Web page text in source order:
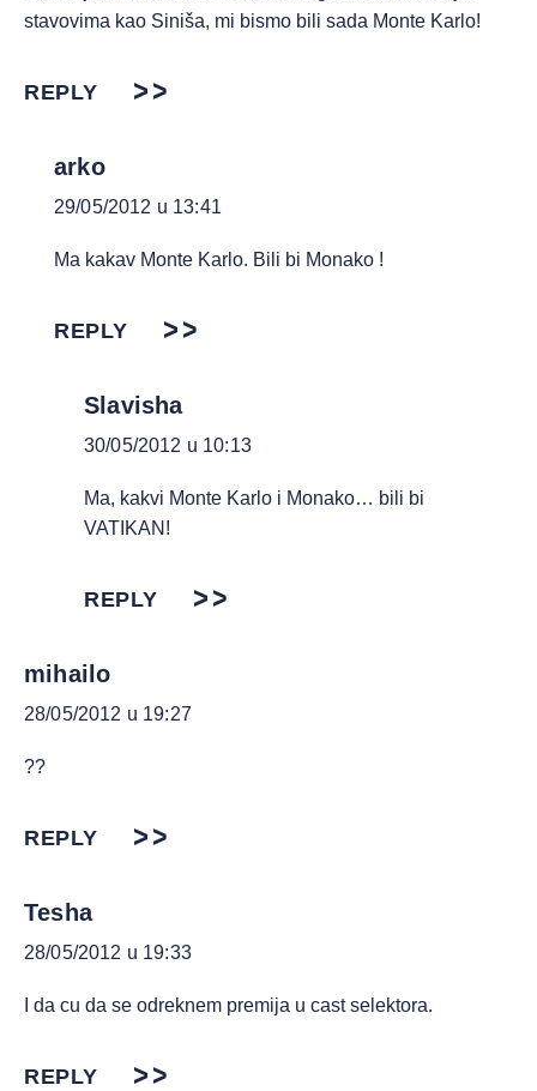
stavovima kao Siniša, mi bismo bili sada Monte Karlo!
REPLY
arko
29/05/2012 u 13:41
Ma kakav Monte Karlo. Bili bi Monako !
REPLY
Slavisha
30/05/2012 u 10:13
Ma, kakvi Monte Karlo i Monako… bili bi
VATIKAN!
REPLY
mihailo
28/05/2012 u 19:27
??
REPLY
Tesha
28/05/2012 u 19:33
I da cu da se odreknem premija u cast selektora.
REPLY